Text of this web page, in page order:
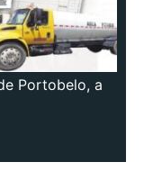
Portobelo, a